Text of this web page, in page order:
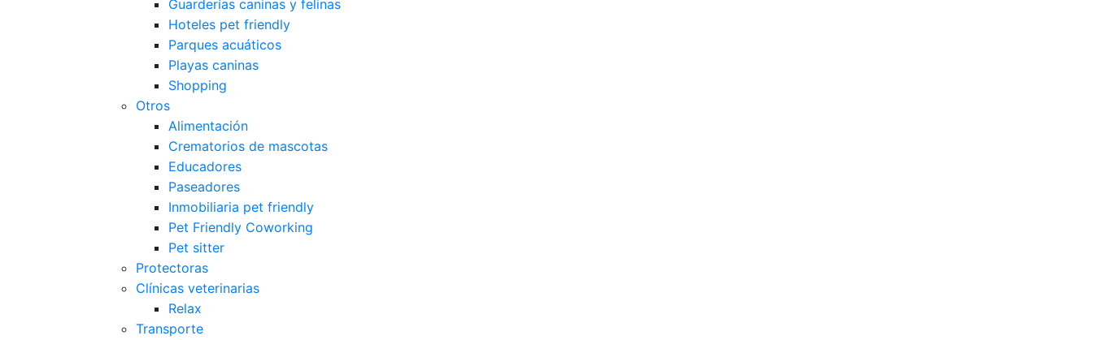
Guarderías caninas y felinas
Hoteles pet friendly
Parques acuáticos
Playas caninas
Shopping
Otros
Alimentación
Crematorios de mascotas
Educadores
Paseadores
Inmobiliaria pet friendly
Pet Friendly Coworking
Pet sitter
Protectoras
Clínicas veterinarias
Relax
Transporte